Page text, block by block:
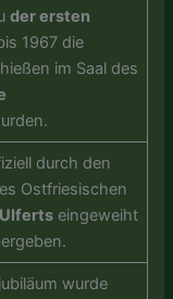
der ersten
1967 die
im Saal des
durch den
Ostfriesischen
eingeweiht
wurde